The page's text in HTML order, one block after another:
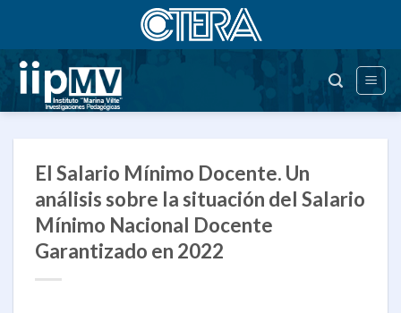
contenido
El Salario Mínimo Docente. Un
análisis sobre la situación del Salario
Mínimo Nacional Docente
Garantizado en 2022